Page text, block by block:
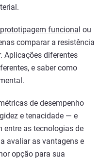
prototipagem funcional ou
comparar a resistência
Aplicações diferentes
e saber como
de desempenho
e tenacidade — e
entre as tecnologias de
avaliar as vantagens e
opção para sua